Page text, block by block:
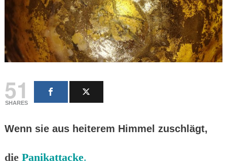
51
SHARES
Wenn sie aus heiterem Himmel zuschlägt,
die Panikattacke.